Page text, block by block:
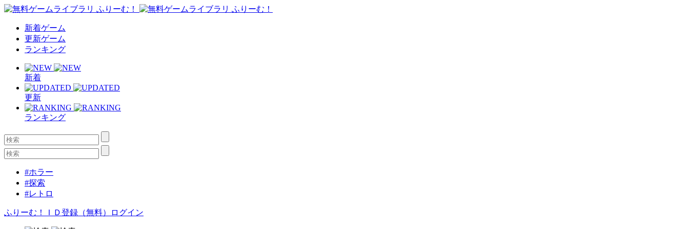
新着ゲーム
更新ゲーム
ランキング
新着
更新
ランキング
#ホラー
#探索
#レトロ
ふりーむ！ＩＤ登録（無料） ログイン